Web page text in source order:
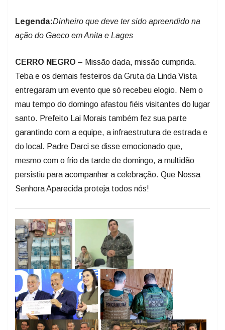
Legenda:Dinheiro que deve ter sido apreendido na
ação do Gaeco em Anita e Lages
CERRO NEGRO – Missão dada, missão cumprida.
Teba e os demais festeiros da Gruta da Linda Vista
entregaram um evento que só recebeu elogio. Nem o
mau tempo do domingo afastou fiéis visitantes do lugar
santo. Prefeito Lai Morais também fez sua parte
garantindo com a equipe, a infraestrutura de estrada e
do local. Padre Darci se disse emocionado que,
mesmo com o frio da tarde de domingo, a multidão
persistiu para acompanhar a celebração. Que Nossa
Senhora Aparecida proteja todos nós!